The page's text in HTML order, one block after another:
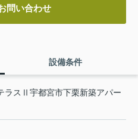
問い合わせ
設備条件
ラスⅡ宇都宮市下栗新築アパー